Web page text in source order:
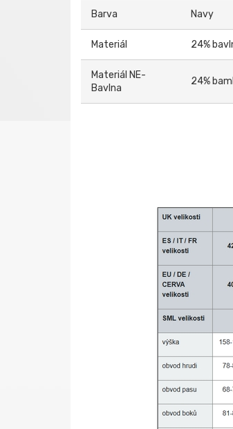
Barva Navy
Materiál 24%
Materiál NE-
Bavlna
24%